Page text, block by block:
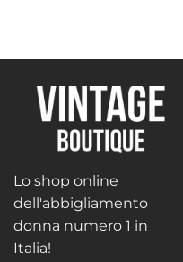
49,99 €
Lo shop online
dell'abbigliamento
donna numero 1 in
Italia!